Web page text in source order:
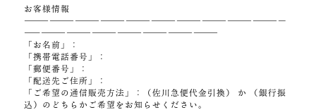
お客様情報
―――――――――――――――――――――――――――――――
―――――――――――――――――――――――
「お名前」：
「携帯電話番号」：
「郵便番号」：
「配送先ご住所」：
「ご希望の通信販売方法」：（佐川急便代金引換） か （銀行振
込）のどちらかご希望をお知らせください。